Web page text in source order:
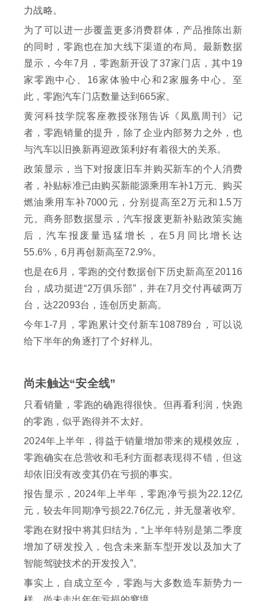
力战略。
为了可以进一步覆盖更多消费群体，产品推陈出新
的同时，零跑也在加大线下渠道的布局。最新数据
显示，今年7月，零跑新开设了37家门店，其中19
家零跑中心、16家体验中心和2家服务中心。至
此，零跑汽车门店数量达到665家。
黄河科技学院客座教授张翔告诉《凤凰周刊》记
者，零跑销量的提升，除了企业内部努力之外，也
与汽车以旧换新再迎政策利好有着很大的关系。
政策显示，当下对报废旧车并购买新车的个人消费
者，补贴标准已由购买新能源乘用车补1万元、购买
燃油乘用车补7000元，分别提高至2万元和1.5万
元。商务部数据显示，汽车报废更新补贴政策实施
后，汽车报废量迅猛增长，在5月同比增长达
55.6%，6月再创新高至72.9%。
也是在6月，零跑的交付数据创下历史新高至20116
台，成功挺进“2万俱乐部”，并在7月交付再破两万
台，达22093台，连创历史新高。
今年1-7月，零跑累计交付新车108789台，可以说
给下半年的角逐打了个好样儿。
尚未触达“安全线”
只看销量，零跑的确跑得很快。但再看利润，快跑
的零跑，似乎跑得并不太好。
2024年上半年，得益于销量增加带来的规模效应，
零跑确实在总营收和毛利方面都表现得不错，但这
却依旧没有改变其仍在亏损的事实。
报告显示，2024年上半年，零跑净亏损为22.12亿
元，较去年同期净亏损22.76亿元，并无显著收窄。
零跑在财报中将其归结为，“上半年特别是第二季度
增加了研发投入，包含未来新车型开发以及加大了
智能驾驶技术的开发投入”。
事实上，自成立至今，零跑与大多数造车新势力一